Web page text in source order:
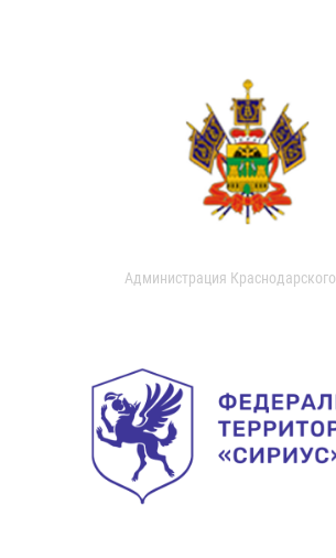
Администрация